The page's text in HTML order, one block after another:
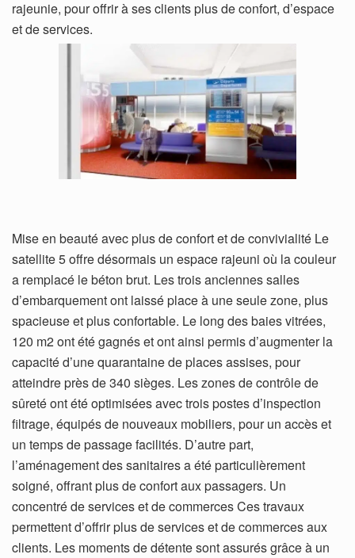
rajeunie, pour offrir à ses clients plus de confort, d’espace
et de services.
Mise en beauté avec plus de confort et de convivialité Le
satellite 5 offre désormais un espace rajeuni où la couleur
a remplacé le béton brut. Les trois anciennes salles
d’embarquement ont laissé place à une seule zone, plus
spacieuse et plus confortable. Le long des baies vitrées,
120 m2 ont été gagnés et ont ainsi permis d’augmenter la
capacité d’une quarantaine de places assises, pour
atteindre près de 340 sièges. Les zones de contrôle de
sûreté ont été optimisées avec trois postes d’inspection
filtrage, équipés de nouveaux mobiliers, pour un accès et
un temps de passage facilités. D’autre part,
l’aménagement des sanitaires a été particulièrement
soigné, offrant plus de confort aux passagers. Un
concentré de services et de commerces Ces travaux
permettent d’offrir plus de services et de commerces aux
clients. Les moments de détente sont assurés grâce à un